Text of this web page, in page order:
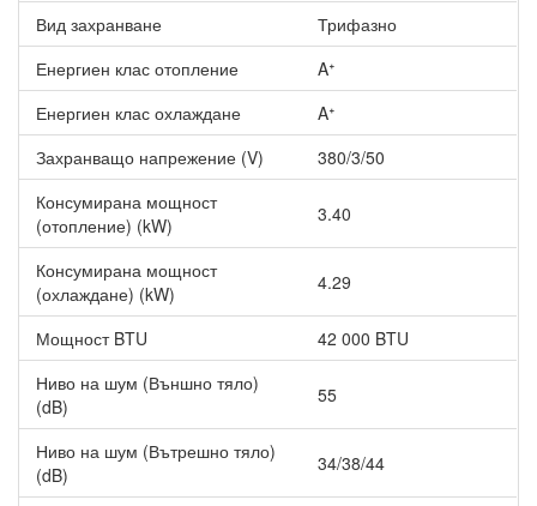
Вид захранване
Трифазно
Енергиен клас отопление
Aᐩ
Енергиен клас охлаждане
Aᐩ
Захранващо напрежение (V)
380/3/50
Консумирана мощност
(отопление) (kW)
3.40
Консумирана мощност
(охлаждане) (kW)
4.29
Мощност BTU
42 000 BTU
Ниво на шум (Външно тяло)
(dB)
55
Ниво на шум (Вътрешно тяло)
(dB)
34/38/44